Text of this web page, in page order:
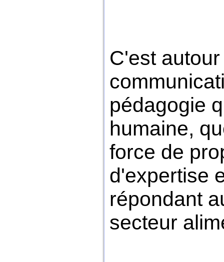
C'est
pédagogie
humaine,
force de
d'expertise
répondant
secteur